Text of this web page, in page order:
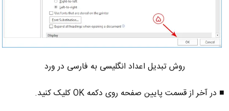
روش تبدیل اعداد انگلیسی به فارسی در ورد
■ در آخر از قسمت پایین صفحه روی دکمه OK کلیک کنید.